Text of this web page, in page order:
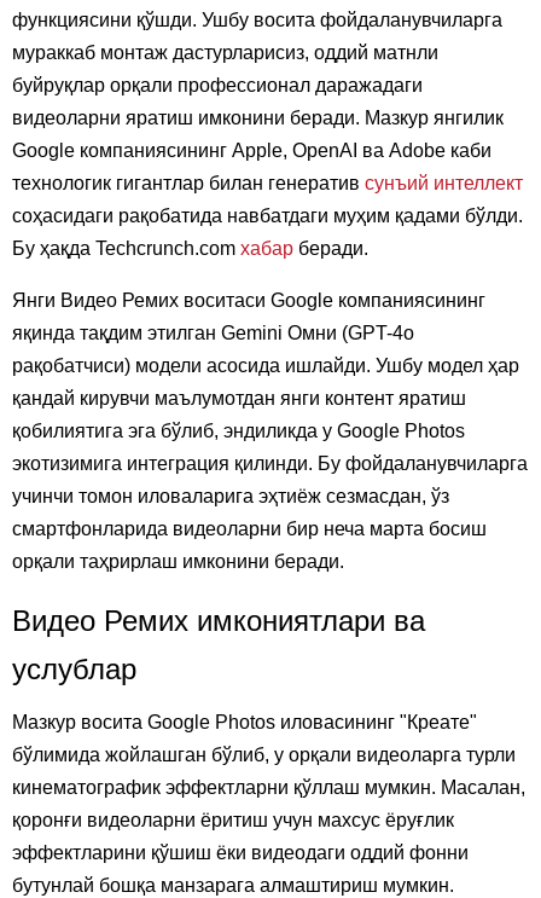
функциясини қўшди. Ушбу восита фойдаланувчиларга
мураккаб монтаж дастурларисиз, оддий матнли
буйруқлар орқали профессионал даражадаги
видеоларни яратиш имконини беради. Мазкур янгилик
Google компаниясининг Apple, OpenAI ва Adobe каби
технологик гигантлар билан генератив сунъий интеллект
соҳасидаги рақобатида навбатдаги муҳим қадами бўлди.
Бу ҳақда Techcrunch.com хабар беради.
Янги Видео Ремих воситаси Google компаниясининг
яқинда тақдим этилган Gemini Омни (GPT-4o
рақобатчиси) модели асосида ишлайди. Ушбу модел ҳар
қандай кирувчи маълумотдан янги контент яратиш
қобилиятига эга бўлиб, эндиликда у Google Photos
экотизимига интеграция қилинди. Бу фойдаланувчиларга
учинчи томон иловаларига эҳтиёж сезмасдан, ўз
смартфонларида видеоларни бир неча марта босиш
орқали таҳрирлаш имконини беради.
Видео Ремих имкониятлари ва
услублар
Мазкур восита Google Photos иловасининг "Креате"
бўлимида жойлашган бўлиб, у орқали видеоларга турли
кинематографик эффектларни қўллаш мумкин. Масалан,
қоронғи видеоларни ёритиш учун махсус ёруғлик
эффектларини қўшиш ёки видеодаги оддий фонни
бутунлай бошқа манзарага алмаштириш мумкин.